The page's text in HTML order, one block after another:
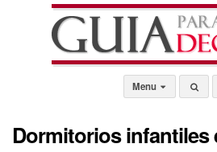
Menu
Dormitorios infantiles